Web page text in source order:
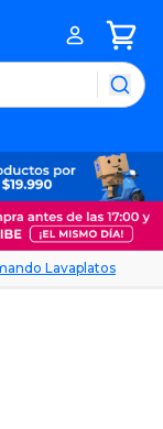
Lavaplatos